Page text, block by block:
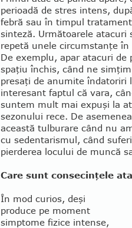
perioadă de stres intens,
febră sau în timpul
sinteză. Urmă­toarele
repetă unele circumstanţe
De exemplu, apar atacuri
spaţiu închis, când ne
presaţi de anu­mite îndatoriri
interesant faptul că vara,
suntem mult mai expuşi la
sezonului rece. De
această tulburare când nu
cu sedenta­rismul, când
pierderea locului de muncă
Care sunt consecinţele
În mod curios, deşi
produce pe moment
simptome fizice intense,